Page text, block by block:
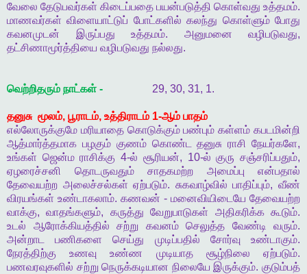
வேலை தேடுபவர்கள் கிடைப்பதை பயன்படுத்தி கொள்வது உத்தமம்.
மாணவர்கள் விளையாட்டுப் போட்களில் கலந்து கொள்ளும் போது
கவனமுடன்
இருப்பது உத்தமம். அனுமனை வழிபடுவது,
தட்சிணாமூர்த்தியை வழிபடுவது நல்லது.
வெற்றிதரும் நாட்கள் - 29, 30, 31, 1.
தனுசு மூலம், பூராடம், உத்திராடம் 1-ஆம் பாதம்
எல்லோருக்குமே மரியாதை கொடுக்கும் பண்பும் கள்ளம் கபடமின்றி
ஆத்மார்த்தமாக பழகும் குணம் கொண்ட தனுசு ராசி நேயர்களே,
உங்கள் ஜென்ம ராசிக்கு 4-ல் சூரியன், 10-ல் குரு சஞ்சரிப்பதும்,
ஏழரைச்சனி
தொடருவதும் சாதகமற்ற அமைப்பு
என்பதால்
தேவையற்ற அலைச்சல்கள் ஏற்படும். சுகவாழ்வில் பாதிப்பும்,வீண்
விரயங்கள் உண்டாகலாம். கணவன் - மனைவியிடையே தேவையற்ற
வாக்கு,வாதங்களும், கருத்து வேறுபாடுகள் அதிகரிக்க கூடும்.
உடல்
ஆரோக்கியத்தில் சற்று கவனம் செலுத்த வேண்டி வரும்.
அன்றாட
பணிகளை செய்து முடிப்பதில் சோர்வு உண்டாகும்.
நேரத்திற்கு
உணவு உண்ண முடியாத சூழ்நிலை ஏற்படும்.
பணவரவுகளில் சற்று நெருக்கடியான நிலையே இருக்கும்.குடும்பத்